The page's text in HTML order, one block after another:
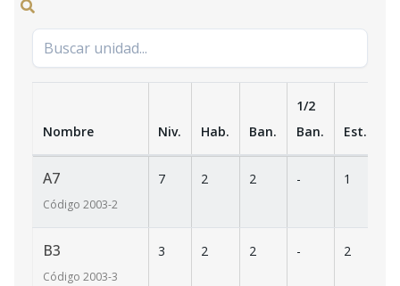
Nombre Niv. Hab. Ban.
1/2
Ban.
Est.
A7
Código 2003-2
7 2 2 - 1
B3
Código 2003-3
3 2 2 - 2